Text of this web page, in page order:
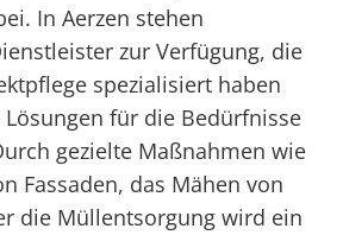
In Aerzen stehen
zur Verfügung, die
spezialisiert haben
für die Bedürfnisse
gezielte Maßnahmen wie
Fassaden, das Mähen von
die Müllentsorgung wird ein